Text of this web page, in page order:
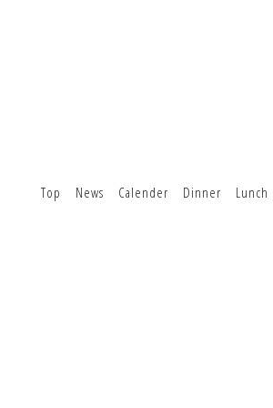
Top News Calender Dinner Lunch